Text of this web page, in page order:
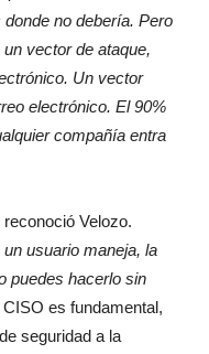
no debería. Pero
vector de ataque,
Un vector
electrónico. El 90%
compañía entra
Velozo.
usuario maneja, la
puedes hacerlo sin
es fundamental,
seguridad a la